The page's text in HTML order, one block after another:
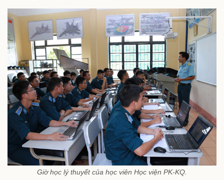
Giờ học lý thuyết của học viên Học viện PK-KQ.